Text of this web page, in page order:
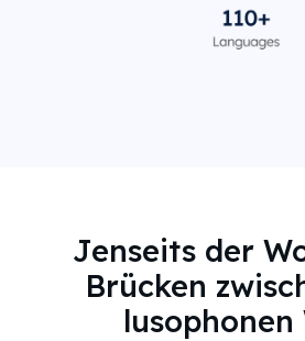
Jenseits der
Brücken
lusophonen